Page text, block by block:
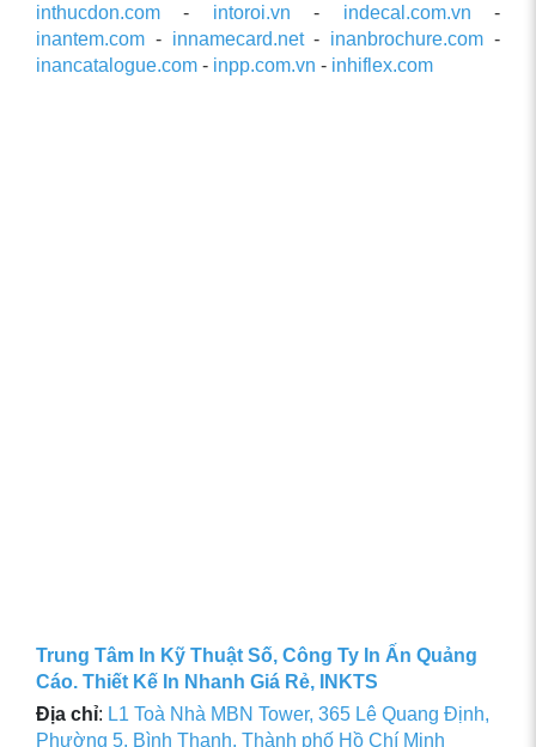
inthucdon.com - intoroi.vn - indecal.com.vn -
inantem.com - innamecard.net- inanbrochure.com -
inancatalogue.com - inpp.com.vn - inhiflex.com
Trung Tâm In Kỹ Thuật Số, Công Ty In Ấn Quảng
Cáo. Thiết Kế In Nhanh Giá Rẻ, INKTS
Địa chỉ: L1 Toà Nhà MBN Tower, 365 Lê Quang Định,
Phường 5, Bình Thạnh, Thành phố Hồ Chí Minh